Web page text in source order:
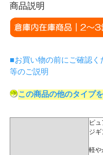
商品説明
■お買い物の前にご確認
等のご説明
この商品の他のタイプ
ピ
ジ
軽や